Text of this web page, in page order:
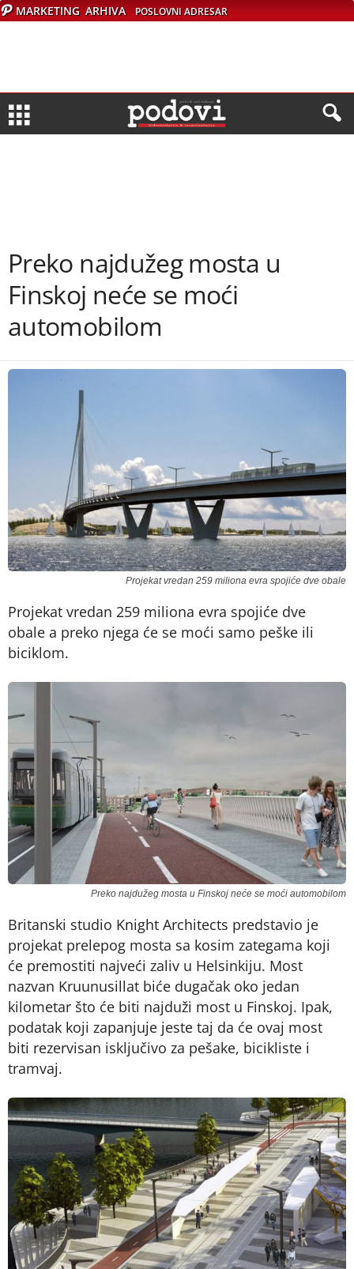
MARKETING ARHIVA POSLOVNI ADRESAR
Preko najdužeg mosta u
Finskoj neće se moći
automobilom
Projekat vredan 259 miliona evra spojiće dve obale
Projekat vredan 259 miliona evra spojiće dve
obale a preko njega će se moći samo peške ili
biciklom.
Preko najdužeg mosta u Finskoj neće se moći automobilom
Britanski studio Knight Architects predstavio je
projekat prelepog mosta sa kosim zategama koji
će premostiti najveći zaliv u Helsinkiju. Most
nazvan Kruunusillat biće dugačak oko jedan
kilometar što će biti najduži most u Finskoj. Ipak,
podatak koji zapanjuje jeste taj da će ovaj most
biti rezervisan isključivo za pešake, bicikliste i
tramvaj.